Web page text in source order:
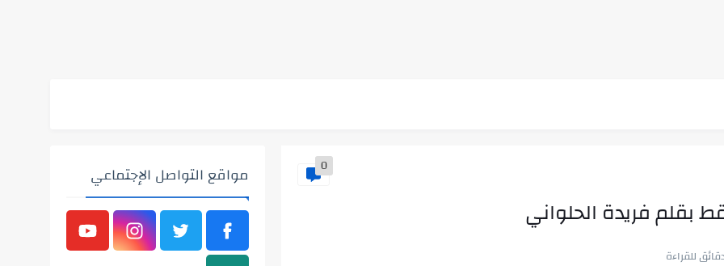
0
بقلم فريدة الحلواني
مواقع التواصل الإجتماعي